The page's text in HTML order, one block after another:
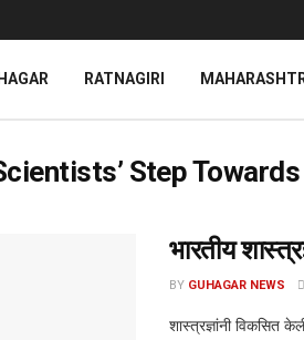
RATNAGIRI
Step
भारतीय
BY GUHAGAR NEWS
शास्त्रज्ञांनी विकसित